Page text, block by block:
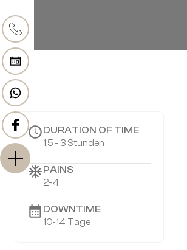
DURATION OF TIME
1,5 - 3 Stunden
PAINS
2-4
DOWNTIME
10-14 Tage